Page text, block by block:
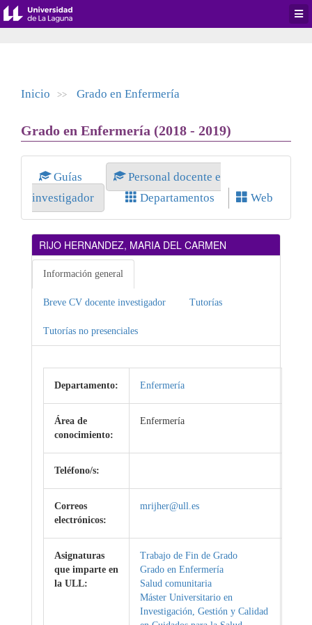
Inicio >> Grado en Enfermería
Grado en Enfermería (2018 - 2019)
Guías
Personal docente e
investigador
Departamentos Web
RIJO HERNANDEZ, MARIA DEL CARMEN
Información general
Breve CV docente investigador Tutorías
Tutorías no presenciales
Departamento: Enfermería
Área de
conocimiento:
Enfermería
Teléfono/s:
Correos
electrónicos:
mrijher@ull.es
Asignaturas
que imparte en
la ULL:
Trabajo de Fin de Grado
Grado en Enfermería
Salud comunitaria
Máster Universitario en
Investigación, Gestión y Calidad